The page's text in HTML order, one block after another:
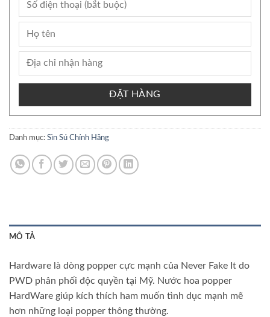
ĐẶT HÀNG
Danh mục: Sìn Sú Chính Hãng
MÔ TẢ
Hardware là dòng popper cực mạnh của Never Fake It do
PWD phân phối độc quyền tại Mỹ. Nước hoa popper
HardWare giúp kích thích ham muốn tình dục mạnh mẽ
hơn những loại popper thông thường.